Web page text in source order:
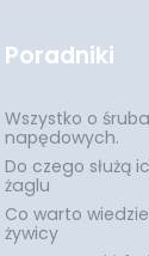
Poradniki
Wszystko o
napędowych.
Do czego służą
żaglu
Co warto
żywicy